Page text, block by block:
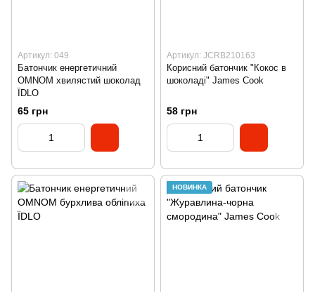
Артикул: 049
Батончик енергетичний
OMNOM хвилястий шоколад
ЇDLO
65 грн
Артикул: JCRB210163
Корисний батончик "Кокос в
шоколаді" James Cook
58 грн
НОВИНКА